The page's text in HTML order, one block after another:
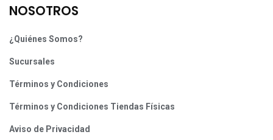
NOSOTROS
¿Quiénes Somos?
Sucursales
Términos y Condiciones
Términos y Condiciones Tiendas Físicas
Aviso de Privacidad